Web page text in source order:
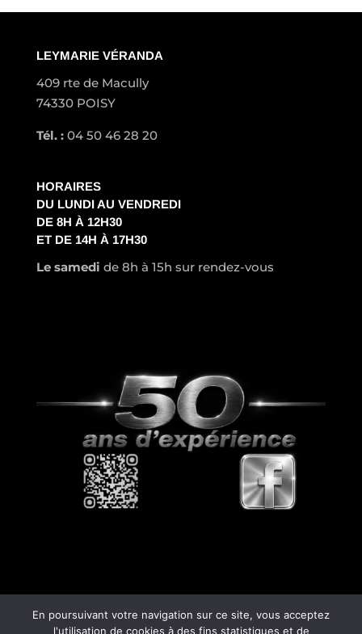
LEYMARIE VÉRANDA
409 rte de Macully
74330 POISY
Tél. :04 50 46 28 20
HORAIRES
DU LUNDI AU VENDREDI
DE 8H À 12H30
ET DE 14H À 17H30
Le samedi de 8h à 15h sur rendez-vous
En poursuivant votre navigation sur ce site, vous acceptez
l'utilisation de cookies à des fins statistiques et de